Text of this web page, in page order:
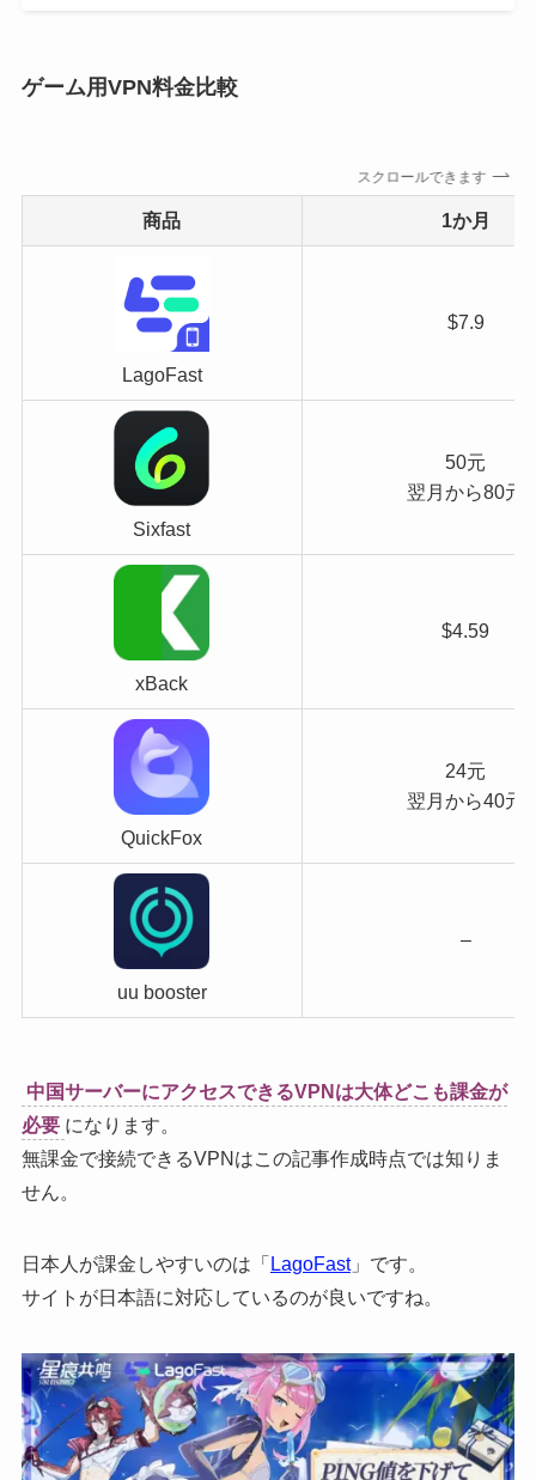
ゲーム用VPN料金比較
スクロールできます
商品 1か月
LagoFast
$7.9
Sixfast
50元
翌月から80元
xBack
$4.59
QuickFox
24元
翌月から40元
uu booster
–
中国サーバーにアクセスできるVPNは大体どこも課金が
必要 になります。
無課金で接続できるVPNはこの記事作成時点では知りま
せん。
日本人が課金しやすいのは「 LagoFast」です。
サイトが日本語に対応しているのが良いですね。